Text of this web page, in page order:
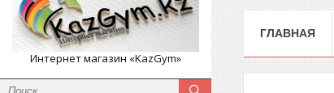
Интернет магазин «KazGym»
ГЛАВНАЯ